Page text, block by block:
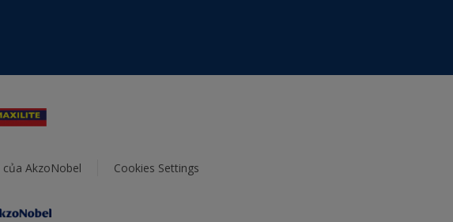
của AkzoNobel Cookies Settings